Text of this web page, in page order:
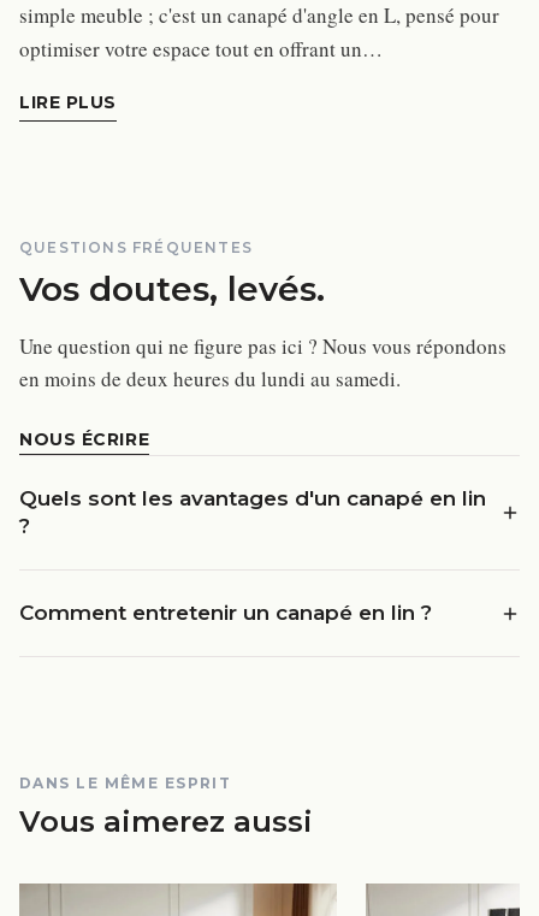
simple meuble ; c'est un canapé d'angle en L, pensé pour
optimiser votre espace tout en offrant un…
LIRE PLUS
QUESTIONS FRÉQUENTES
Vos doutes, levés.
Une question qui ne figure pas ici ? Nous vous répondons
en moins de deux heures du lundi au samedi.
NOUS ÉCRIRE
Quels sont les avantages d'un canapé en lin
?
Comment entretenir un canapé en lin ?
DANS LE MÊME ESPRIT
Vous aimerez aussi